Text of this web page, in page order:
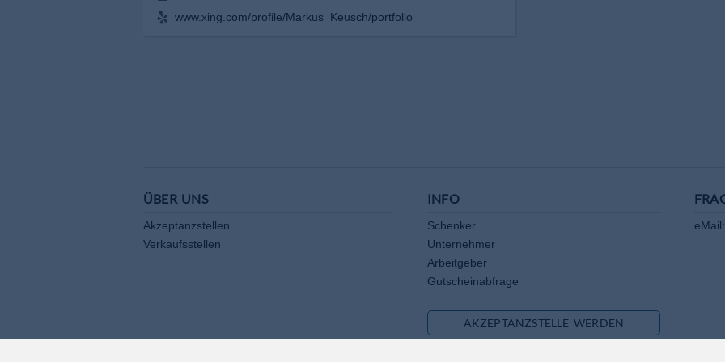
www.xing.com/profile/Markus_Keusch/portfolio
ÜBER UNS
Akzeptanzstellen
Verkaufsstellen
INFO
Schenker
Unternehmer
Arbeitgeber
Gutscheinabfrage
eMail:
AKZEPTANZSTELLE WERDEN